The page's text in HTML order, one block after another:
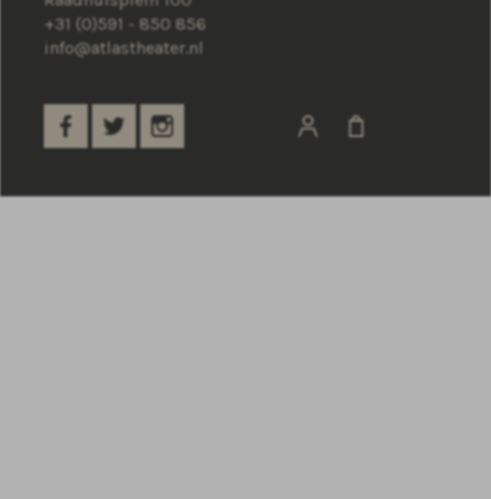
voor een kennismaking!
CONTACT OPNEMEN
+31 (0)591 - 850 856
info@atlastheater.nl